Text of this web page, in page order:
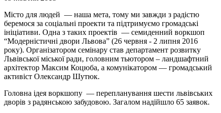
Місто для людей — наша мета, тому ми завжди з радістю
беремося за соціальні проекти та підтримуємо громадські
ініціативи. Одна з таких проектів — семиденний воркшоп
“Модерністичні двори Львова” (26 червня - 2 липня 2016
року). Організатором семінару став департамент розвитку
Львівської міської ради, головним тьютором – ландшафтний
архітектор Максим Коцюба, а комунікатором — громадський
активіст Олександр Шутюк.
Головна ідея воркшопу — перепланування шести львівських
дворів з радянською забудовою. Загалом надійшло 65 заявок.